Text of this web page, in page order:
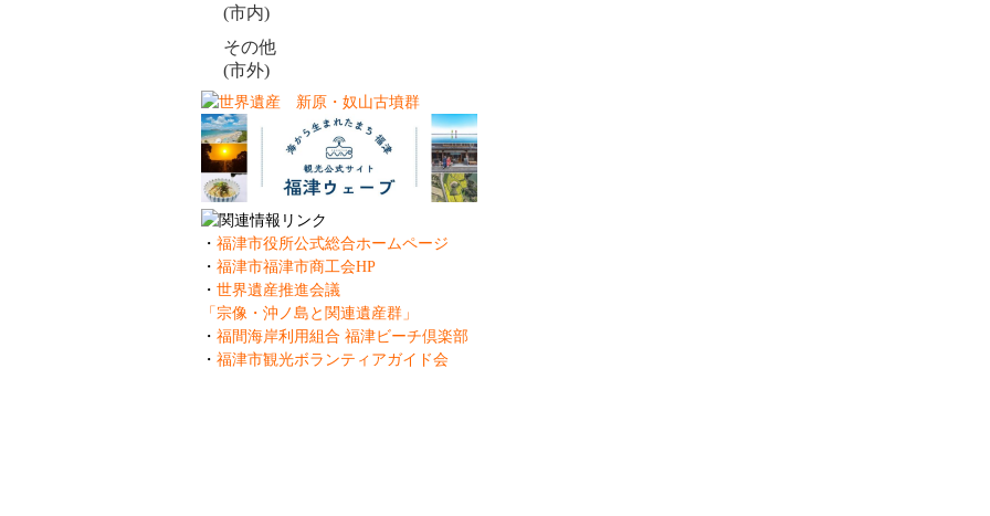
(市内)
その他
(市外)
・ 福津市役所公式総合ホームページ
・ 福津市福津市商工会HP
・ 世界遺産推進会議
「宗像・沖ノ島と関連遺産群」
・ 福間海岸利用組合 福津ビーチ倶楽部
・ 福津市観光ボランティアガイド会